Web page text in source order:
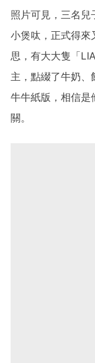
照片可見，三名兒
小煲呔，正式得來
思，有大大隻「
主，點綴了牛奶
牛牛紙版，相信是
關。